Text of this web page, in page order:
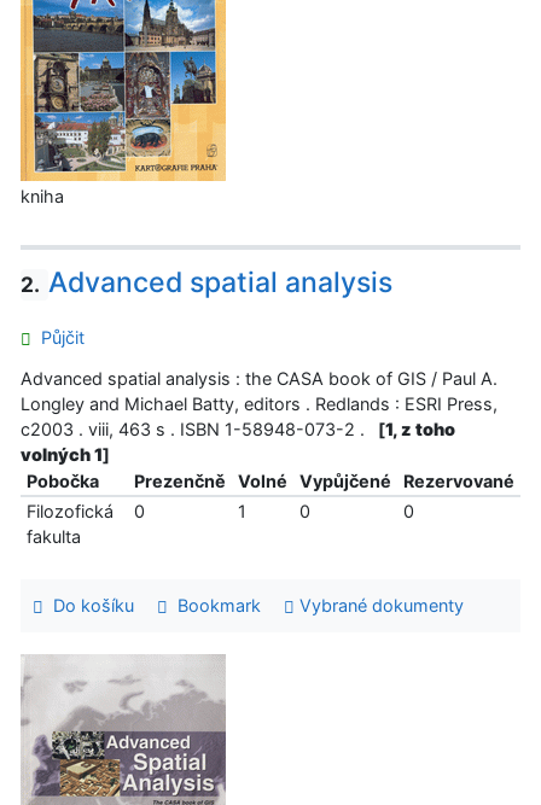
kniha
2. Advanced spatial analysis
Půjčit
Advanced spatial analysis : the CASA book of GIS / Paul A.
Longley and Michael Batty, editors . Redlands : ESRI Press,
c2003 . viii, 463 s . ISBN 1-58948-073-2 .
[1, z toho
volných 1]
Pobočka
Prezenčně Volné Vypůjčené
Rezervované
Filozofická
fakulta
0 1 0 0
Do košíku Bookmark Vybrané dokumenty